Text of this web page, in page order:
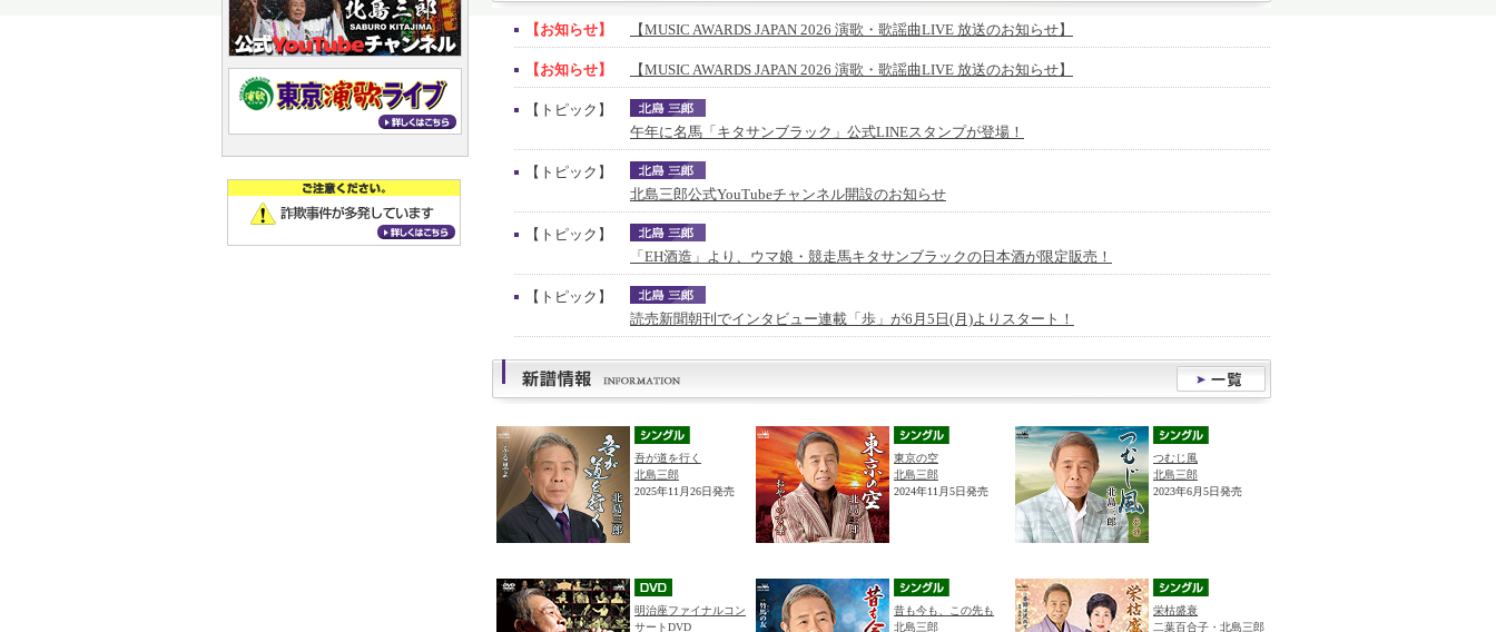
【お知らせ】 【MUSIC AWARDS JAPAN 2026 演歌・歌謡曲LIVE 放送のお知らせ】
【お知らせ】 【MUSIC AWARDS JAPAN 2026 演歌・歌謡曲LIVE 放送のお知らせ】
【トピック】
午年に名馬「キタサンブラック」公式LINEスタンプが登場！
【トピック】
北島三郎公式YouTubeチャンネル開設のお知らせ
【トピック】
「EH酒造」より、ウマ娘・競走馬キタサンブラックの日本酒が限定販売！
【トピック】
読売新聞朝刊でインタビュー連載「歩」が6月5日(月)よりスタート！
吾が道を行く
北島三郎
2025年11月26日発売
東京の空
北島三郎
2024年11月5日発売
つむじ風
北島三郎
2023年6月5日発売
明治座ファイナルコン
サートDVD
昔も今も、この先も
北島三郎
栄枯盛衰
二葉百合子・北島三郎